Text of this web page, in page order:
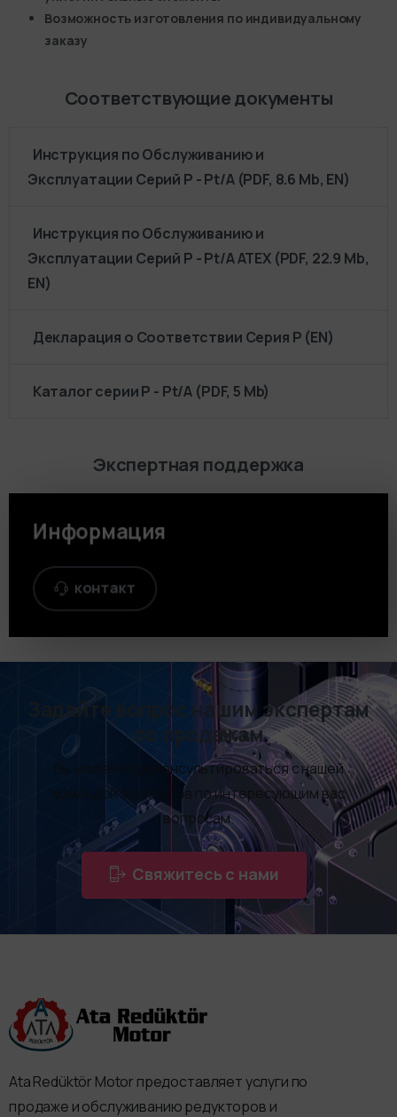
Возможность изготовления по индивидуальному
заказу
Экспертная поддержка
Информация
контакт
Соответствующие документы
Инструкция по Обслуживанию и
Эксплуатации Серий P - Pt/A (PDF, 8.6 Mb, EN)
Инструкция по Обслуживанию и
Эксплуатации Серий P - Pt/A ATEX (PDF, 22.9 Mb,
EN)
Декларация о Соответствии Серия P (EN)
Каталог серии P - Pt/A (PDF, 5 Mb)
Задайте вопрос нашим экспертам
по продажам
Вы можете проконсультироваться с нашей
командой экспертов по интересующим вас
вопросам.
Свяжитесь с нами
Ata Redüktör Motor предоставляет услуги по
продаже и обслуживанию редукторов и